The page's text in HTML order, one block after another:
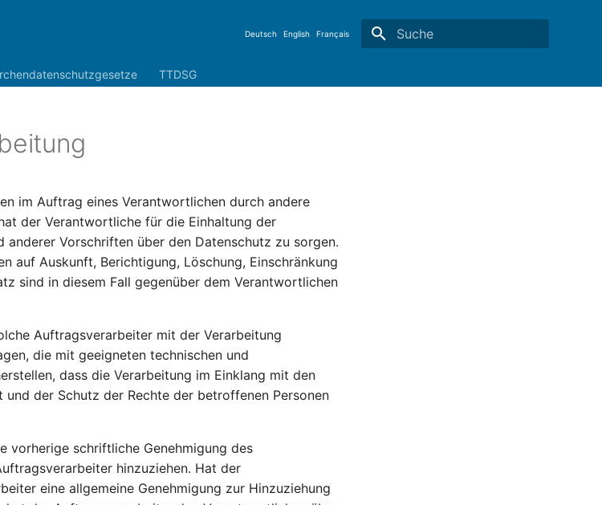
Deutsch English Français
TTDSG
im Auftrag eines Verantwortlichen durch andere
der Verantwortliche für die Einhaltung der
anderer Vorschriften über den Datenschutz zu sorgen.
auf Auskunft, Berichtigung, Löschung, Einschränkung
sind in diesem Fall gegenüber dem Verantwortlichen
Auftragsverarbeiter mit der Verarbeitung
die mit geeigneten technischen und
dass die Verarbeitung im Einklang mit den
der Schutz der Rechte der betroffenen Personen
vorherige schriftliche Genehmigung des
hinzuziehen. Hat der
eine allgemeine Genehmigung zur Hinzuziehung